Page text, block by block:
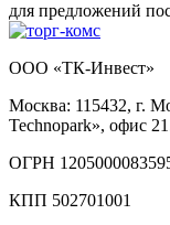
для предложений
ООО «ТК-Инвест»
Москва: 115432, г.
Technopark», офис
ОГРН
КПП 502701001